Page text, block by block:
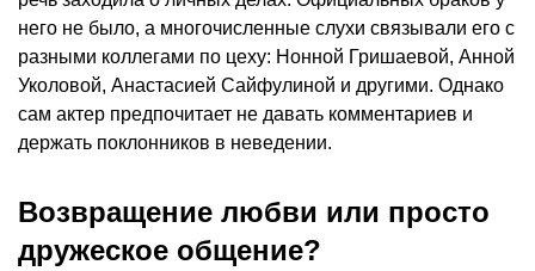
него не было, а многочисленные слухи связывали его с
разными коллегами по цеху: Нонной Гришаевой, Анной
Уколовой, Анастасией Сайфулиной и другими. Однако
сам актер предпочитает не давать комментариев и
держать поклонников в неведении.
Возвращение любви или просто
дружеское общение?